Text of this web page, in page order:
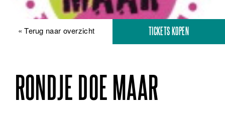
« Terug naar overzicht TICKETS KOPEN
RONDJE DOE MAAR